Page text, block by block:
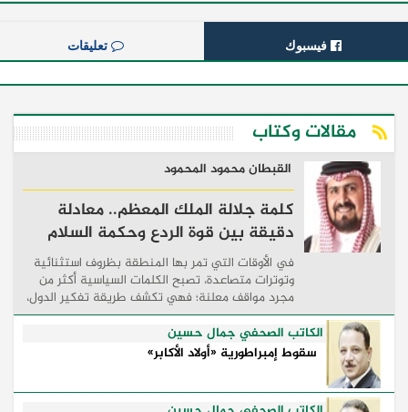
فيسبوك تعليقات
مقالات وكتاب
القبطان محمود المحمود
كلمة جلالة الملك المعظم.. معادلة
دقيقة بين قوة الردع وحكمة السلام
في الأوقات التي تمر بها المنطقة بظروف استثنائية
وتوترات متصاعدة، تصبح الكلمات السياسية أكثر من
مجرد مواقف معلنة؛ فهي تكشف طريقة تفكير الدول،
وكيفية إدارتها للأزمات، والحدود التي تفصل بين القوة
...
الكاتب الصحفي جمال حسين
سقوط إمبراطورية «أولاد الأكابر»